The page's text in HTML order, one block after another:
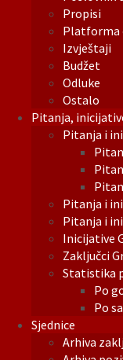
Propisi
Platforma
Izvještaji
Budžet
Odluke
Ostalo
Pitanja,
Pitanja i
Pitanja i
Pitanja i
Inicijative
Zaključci
Statistika
Po
Po
Sjednice
Arhiva